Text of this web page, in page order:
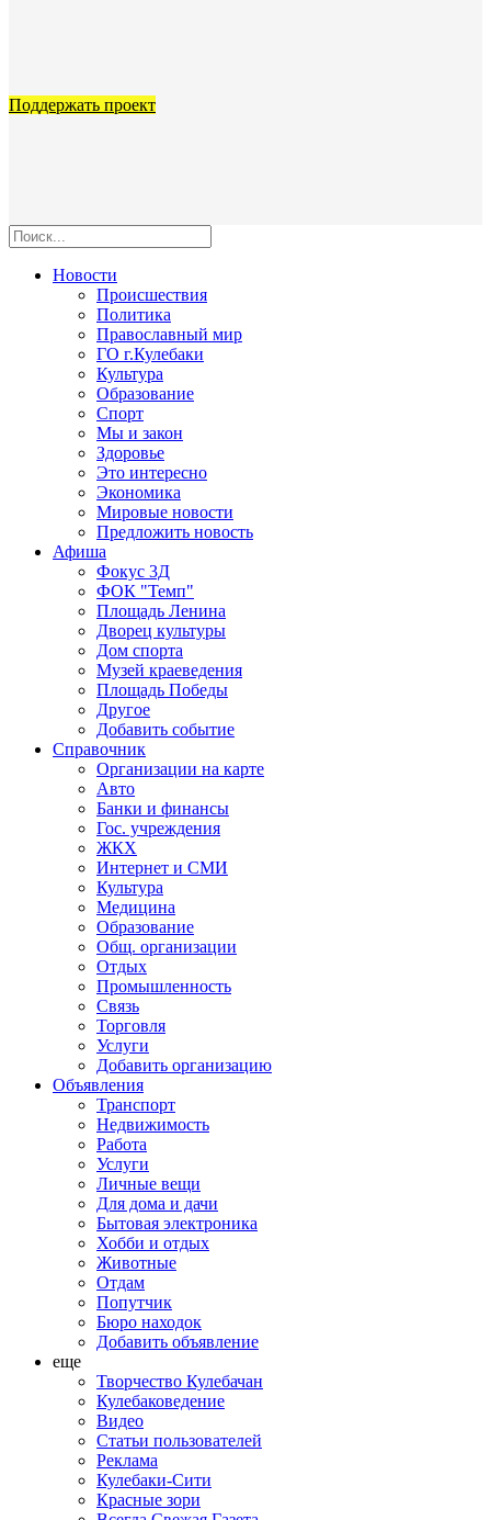
Поддержать проект
Новости
Происшествия
Политика
Православный мир
ГО г.Кулебаки
Культура
Образование
Спорт
Мы и закон
Здоровье
Это интересно
Экономика
Мировые новости
Предложить новость
Афиша
Фокус 3Д
ФОК "Темп"
Площадь Ленина
Дворец культуры
Дом спорта
Музей краеведения
Площадь Победы
Другое
Добавить событие
Справочник
Организации на карте
Авто
Банки и финансы
Гос. учреждения
ЖКХ
Интернет и СМИ
Культура
Медицина
Образование
Общ. организации
Отдых
Промышленность
Связь
Торговля
Услуги
Добавить организацию
Объявления
Транспорт
Недвижимость
Работа
Услуги
Личные вещи
Для дома и дачи
Бытовая электроника
Хобби и отдых
Животные
Отдам
Попутчик
Бюро находок
Добавить объявление
еще
Творчество Кулебачан
Кулебаковедение
Видео
Статьи пользователей
Реклама
Кулебаки-Сити
Красные зори